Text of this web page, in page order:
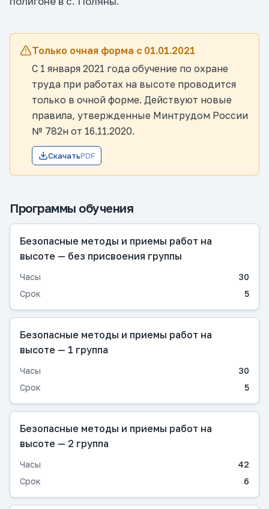
Только очная форма с 01.01.2021
С 1 января 2021 года обучение по охране
труда при работах на высоте проводится
только в очной форме. Действуют новые
правила, утвержденные Минтрудом России
№ 782н от 16.11.2020.
СкачатьPDF
Программы обучения
Безопасные методы и приемы работ на
высоте — без присвоения группы
Часы
30
Срок
5
Безопасные методы и приемы работ на
высоте — 1 группа
Часы
30
Срок
5
Безопасные методы и приемы работ на
высоте — 2 группа
Часы
42
Срок
6